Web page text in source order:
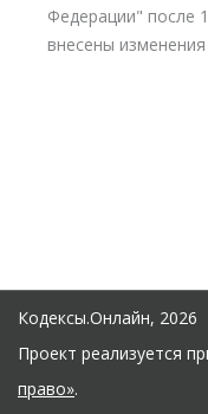
Федерации" после
внесены
Кодексы.Онлайн, 2026
Проект реализуется
право».